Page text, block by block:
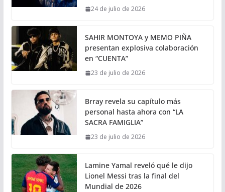
24 de julio de 2026
SAHIR MONTOYA y MEMO PIÑA
presentan explosiva colaboración
en “CUENTA”
23 de julio de 2026
Brray revela su capítulo más
personal hasta ahora con “LA
SACRA FAMIGLIA”
23 de julio de 2026
Lamine Yamal reveló qué le dijo
Lionel Messi tras la final del
Mundial de 2026